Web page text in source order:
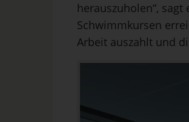
herauszuholen“,
Schwimmkursen
Arbeit auszahlt und